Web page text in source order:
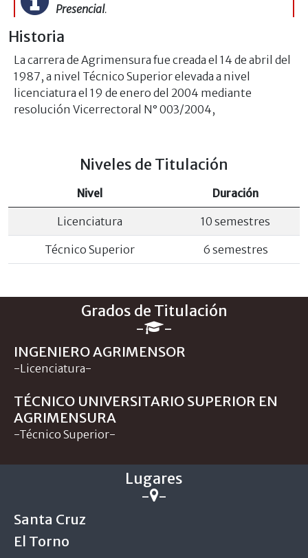
Presencial.
Historia
La carrera de Agrimensura fue creada el 14 de abril del
1987, a nivel Técnico Superior elevada a nivel
licenciatura el 19 de enero del 2004 mediante
resolución Vicerrectoral N° 003/2004,
Niveles de Titulación
Nivel Duración
Licenciatura 10 semestres
Técnico Superior 6 semestres
Grados de Titulación
-
-
INGENIERO AGRIMENSOR
-Licenciatura-
TÉCNICO UNIVERSITARIO SUPERIOR EN
AGRIMENSURA
-Técnico Superior-
Lugares
- -
Santa Cruz
El Torno